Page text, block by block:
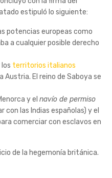
estipuló lo siguiente:
potencias europeas como
a cualquier posible derecho
territorios italianos
Austria. El reino de Saboya se
y el navío de permiso
las Indias españolas) y el
comerciar con esclavos en
de la hegemonía británica.